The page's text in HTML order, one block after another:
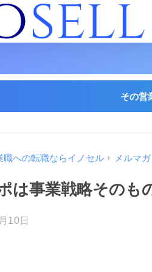
その営
職への転職ならイノセル メルマガ
は事業戦略そのも
10日